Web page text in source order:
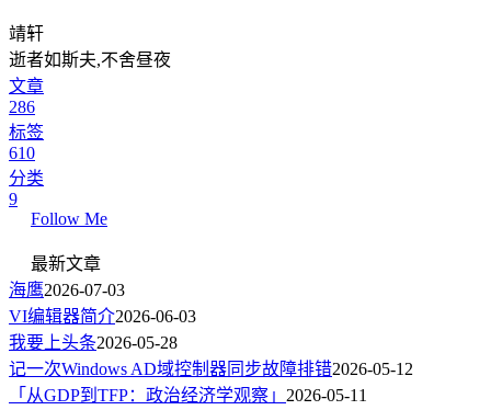
靖轩
逝者如斯夫,不舍昼夜
文章
286
标签
610
分类
9
Follow Me
最新文章
海鹰2026-07-03
VI编辑器简介2026-06-03
我要上头条2026-05-28
记一次Windows AD域控制器同步故障排错2026-05-12
「从GDP到TFP：政治经济学观察」 2026-05-11